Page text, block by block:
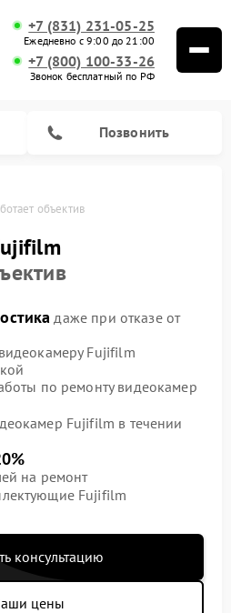
+7 (831) 231-05-25
Ежедневно с 9:00 до 21:00
+7 (800) 100-33-26
Звонок бесплатный по РФ
Позвонить
объектив
даже при отказе от
Fujifilm
по ремонту видеокамер
Fujifilm в течении
на ремонт
Fujifilm
консультацию
цены